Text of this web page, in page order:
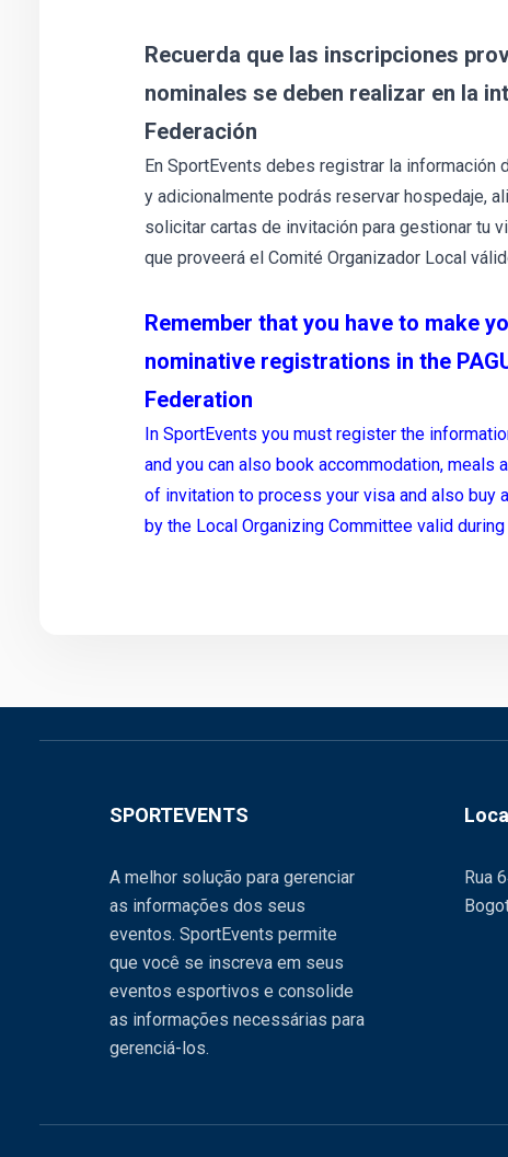
Recuerda que las inscripciones
nominales se deben realizar en la
Federación
En SportEvents debes registrar la
y adicionalmente podrás reservar hospedaje,
solicitar cartas de invitación para gestionar tu
que proveerá el Comité Organizador Local
Remember that you have to make
nominative registrations in the
Federation
In SportEvents you must register the
and you can also book accommodation, meals
of invitation to process your visa and also buy
by the Local Organizing Committee valid
SPORTEVENTS
A melhor solução para gerenciar
as informações dos seus
eventos. SportEvents permite
que você se inscreva em seus
eventos esportivos e consolide
as informações necessárias para
gerenciá-los.
Rua